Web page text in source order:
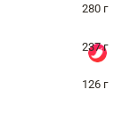
280 г
237 г
126 г